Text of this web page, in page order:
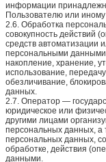
информации
Пользователю или
2.6. Обработка
совокупность действий
средств автоматизации
персональными
накопление, хранение,
использование,
обезличивание,
данных.
2.7. Оператор —
юридическое или
другими лицами
персональных данных,
персональных данных,
обработке, действия
данными.